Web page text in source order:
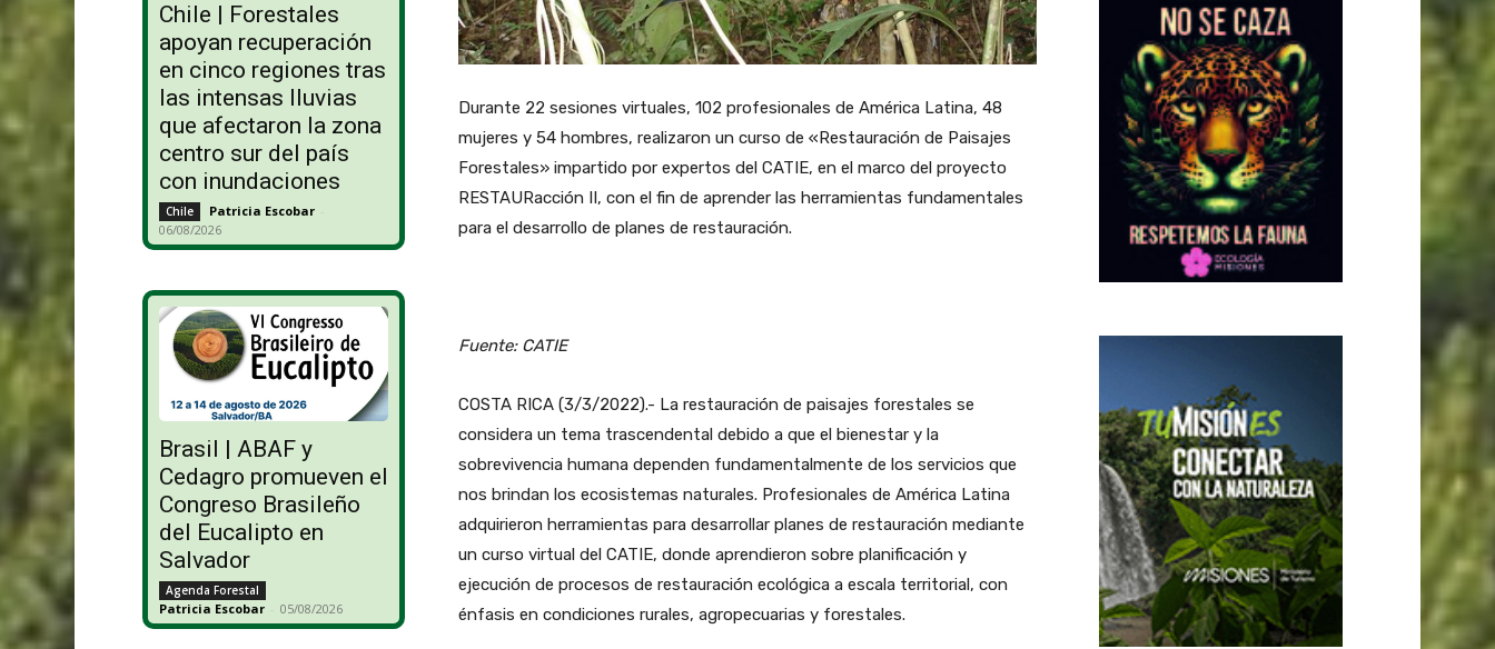
Chile | Forestales
apoyan recuperación
en cinco regiones tras
las intensas lluvias
que afectaron la zona
centro sur del país
con inundaciones
Chile Patricia Escobar -
06/08/2026
Brasil | ABAF y
Cedagro promueven el
Congreso Brasileño
del Eucalipto en
Salvador
Agenda Forestal
Patricia Escobar - 05/08/2026
Durante 22 sesiones virtuales, 102 profesionales de América Latina, 48
mujeres y 54 hombres, realizaron un curso de «Restauración de Paisajes
Forestales» impartido por expertos del CATIE, en el marco del proyecto
RESTAURacción II, con el fin de aprender las herramientas fundamentales
para el desarrollo de planes de restauración.
Fuente: CATIE
COSTA RICA (3/3/2022).- La restauración de paisajes forestales se
considera un tema trascendental debido a que el bienestar y la
sobrevivencia humana dependen fundamentalmente de los servicios que
nos brindan los ecosistemas naturales. Profesionales de América Latina
adquirieron herramientas para desarrollar planes de restauración mediante
un curso virtual del CATIE, donde aprendieron sobre planificación y
ejecución de procesos de restauración ecológica a escala territorial, con
énfasis en condiciones rurales, agropecuarias y forestales.